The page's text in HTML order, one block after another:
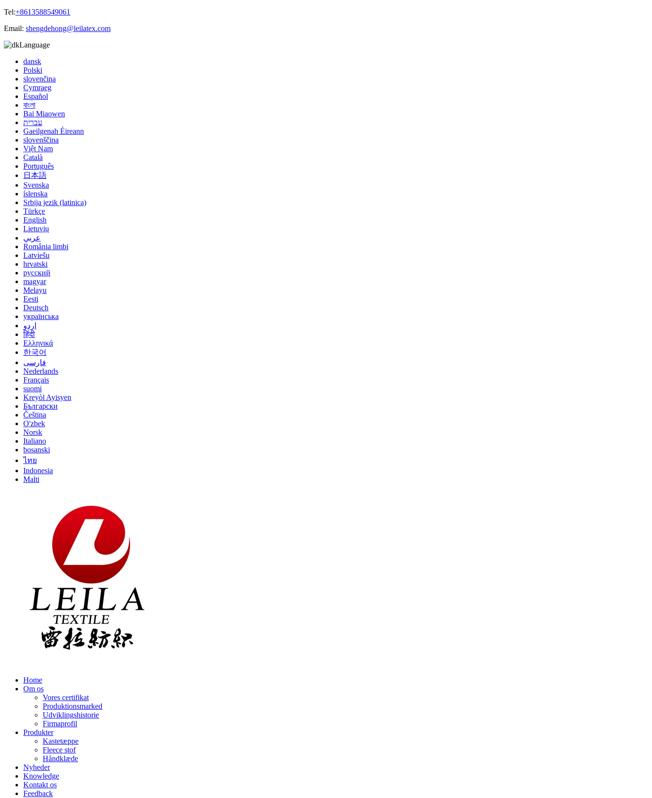
Tel:+8613588549061
Email: shengdehong@leilatex.com
Language
dansk
Polski
slovenčina
Cymraeg
Español
বাংলা
Bai Miaowen
עברית
Gaeilgenah Éireann
slovenščina
Việt Nam
Català
Português
日本語
Svenska
íslenska
Srbija jezik (latinica)
Türkçe
English
Lietuvių
عربي
România limbi
Latviešu
hrvatski
русский
magyar
Melayu
Eesti
Deutsch
українська
اردو
हिंदी
Ελληνικά
한국어
فارسی
Nederlands
Français
suomi
Kreyòl Ayisyen
Български
Čeština
O'zbek
Norsk
Italiano
bosanski
ไทย
Indonesia
Malti
Home
Om os
Vores certifikat
Produktionsmarked
Udviklingshistorie
Firmaprofil
Produkter
Kastetæppe
Fleece stof
Håndklæde
Nyheder
Knowledge
Kontakt os
Feedback